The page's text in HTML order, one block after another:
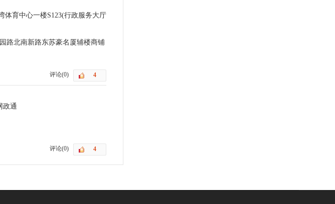
体育中心一楼S123(行政服务大厅
路北南新路东苏豪名厦辅楼商铺
评论(0)
政通
评论(0)